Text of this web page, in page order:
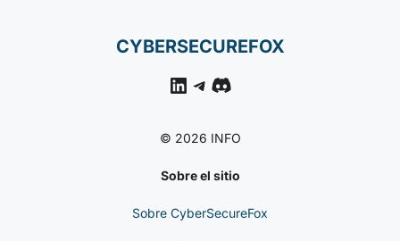
CYBERSECUREFOX
LinkedIn
Telegram
Discord
© 2026 INFO
Sobre el sitio
Sobre CyberSecureFox